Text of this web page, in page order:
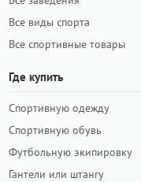
Все виды спорта
Все спортивные товары
Где купить
Спортивную одежду
Спортивную обувь
Футбольную экипировку
Гантели или штангу